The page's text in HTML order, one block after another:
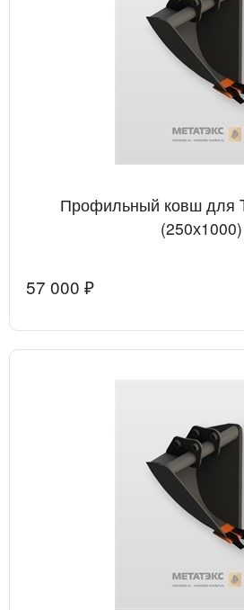
Профильный ковш для
(250х1000)
57 000 ₽